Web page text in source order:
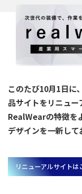
このたび10月1日に
品サイトをリニュー
RealWearの特徴を
デザインを一新して
リニューアルサイトは